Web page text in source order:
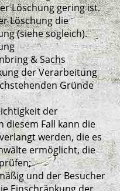
Löschung gering ist.
Löschung die
(siehe sogleich).
& Sachs
der Verarbeitung
Gründe
der
diesem Fall kann die
werden, die es
ermöglicht, die
und der Besucher